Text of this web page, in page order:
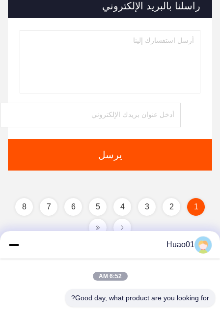
راسلنا بالبريد الإلكتروني
يرسل
1
2
3
4
5
6
7
8
Huao01
6:52 AM
Good day, what product are you looking for?